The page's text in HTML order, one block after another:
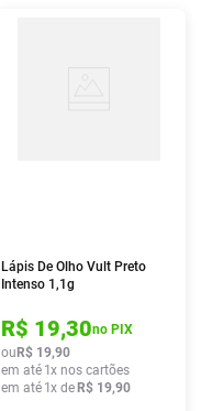
Lápis De Olho Vult Preto
Intenso 1,1g
R$ 19,30no PIX
ou R$ 19,90
em até 1x nos cartões
em até 1x de R$ 19,90